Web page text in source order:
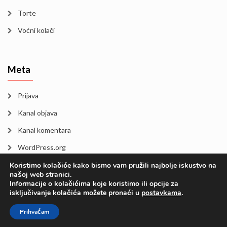
Torte
Voćni kolači
Meta
Prijava
Kanal objava
Kanal komentara
WordPress.org
Koristimo kolačiće kako bismo vam pružili najbolje iskustvo na
našoj web stranici.
Informacije o kolačićima koje koristimo ili opcije za
isključivanje kolačića možete pronaći u postavkama.
Prihvaćam